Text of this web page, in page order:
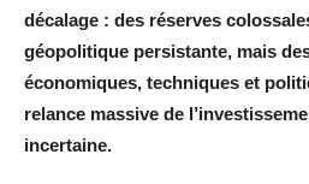
décalage : des réserves
géopolitique persistante, mais
économiques, techniques et
relance massive de
incertaine.